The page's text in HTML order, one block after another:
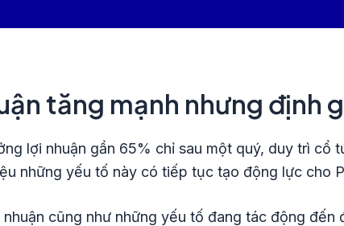
tăng mạnh nhưng định
lợi nhuận gần 65% chỉ sau một quý, duy trì cổ
những yếu tố này có tiếp tục tạo động lực cho
cũng như những yếu tố đang tác động đến